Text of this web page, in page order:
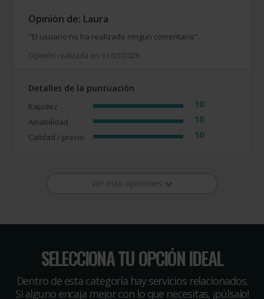
Opinión de: Laura
"El usuario no ha realizado ningun comentario".
Opinión realizada en: 11/03/2026
Detalles de la puntuación
Rapidez 10
Amabilidad 10
Calidad / precio 10
Ver más opiniones
SELECCIONA TU OPCIÓN IDEAL
Dentro de esta categoría hay servicios relacionados.
Si alguno encaja mejor con lo que necesitas, ¡púlsalo!